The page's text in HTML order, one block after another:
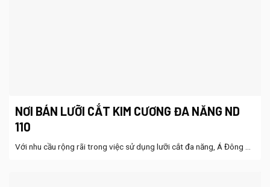
NƠI BÁN LƯỠI CẮT KIM CƯƠNG ĐA NĂNG ND
110
Với nhu cầu rộng rãi trong việc sử dụng lưỡi cắt đa năng, Á Đông ...